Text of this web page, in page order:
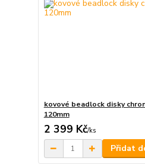
kovové beadlock disky
120mm
2 399 Kč/ks
Přidat